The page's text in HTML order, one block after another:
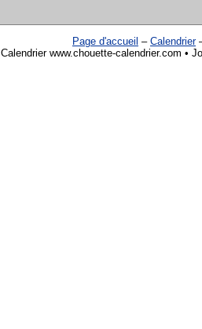
Page d'accueil – Calendrier
Calendrier www.chouette-calendrier.com •